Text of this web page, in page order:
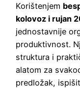
Korištenjem
kolovoz i rujan
jednostavnije
produktivnost.
struktura i
alatom za
predložak,